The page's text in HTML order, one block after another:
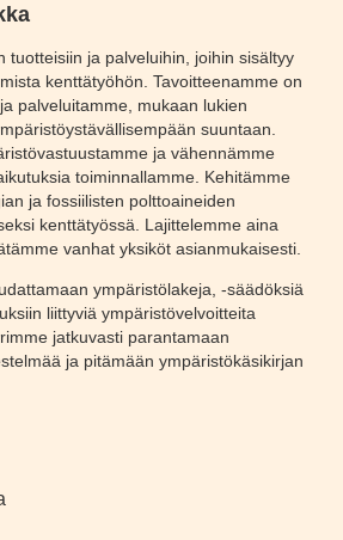
tuotteisiin ja palveluihin, joihin sisältyy
kenttätyöhön. Tavoitteenamme on
palveluitamme, mukaan lukien
suuntaan.
ja vähennämme
toiminnallamme. Kehitämme
ja fossiilisten polttoaineiden
kenttätyössä. Lajittelemme aina
vanhat yksiköt asianmukaisesti.
ympäristölakeja, -säädöksiä
liittyviä ympäristövelvoitteita
jatkuvasti parantamaan
ja pitämään ympäristökäsikirjan